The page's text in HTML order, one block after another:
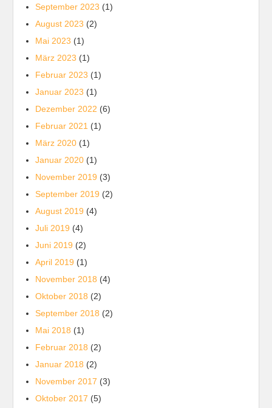
September 2023 (1)
August 2023 (2)
Mai 2023 (1)
März 2023 (1)
Februar 2023 (1)
Januar 2023 (1)
Dezember 2022 (6)
Februar 2021 (1)
März 2020 (1)
Januar 2020 (1)
November 2019 (3)
September 2019 (2)
August 2019 (4)
Juli 2019 (4)
Juni 2019 (2)
April 2019 (1)
November 2018 (4)
Oktober 2018 (2)
September 2018 (2)
Mai 2018 (1)
Februar 2018 (2)
Januar 2018 (2)
November 2017 (3)
Oktober 2017 (5)